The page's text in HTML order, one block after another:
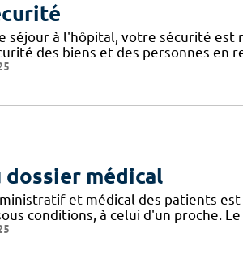
séjour à l'hôpital, votre sécurité est
des biens et des personnes en
dossier médical
et médical des patients
conditions, à celui d'un proche.